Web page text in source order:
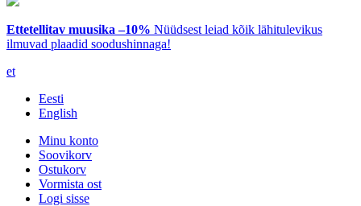
Ettetellitav muusika –10% Nüüdsest leiad kõik lähitulevikus
ilmuvad plaadid soodushinnaga!
et
Eesti
English
Minu konto
Soovikorv
Ostukorv
Vormista ost
Logi sisse